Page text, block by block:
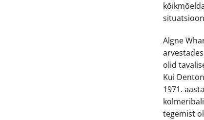
Algne
olid
Kui
1971.
tegemist